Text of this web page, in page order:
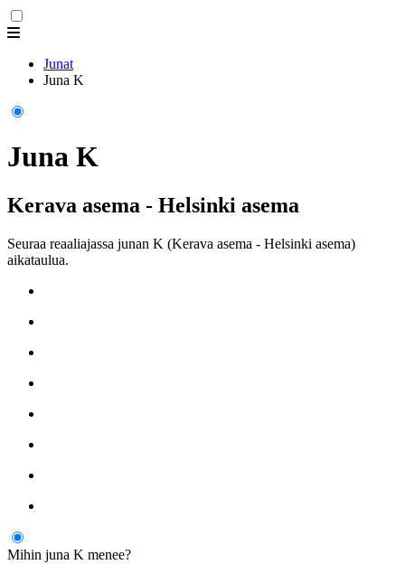
Junat
Juna K
Juna K
Kerava asema - Helsinki asema
Seuraa reaaliajassa junan K (Kerava asema - Helsinki asema)
aikataulua.
Mihin juna K menee?